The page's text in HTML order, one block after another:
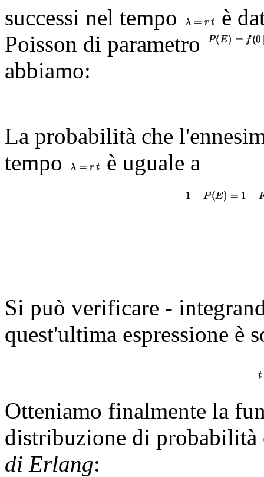
successi nel tempo
è
Poisson di parametro
abbiamo:
La probabilità che
tempo
è uguale a
Si può verificare -
quest'ultima espressione è
Otteniamo finalmente la
distribuzione di probabilità
di Erlang: